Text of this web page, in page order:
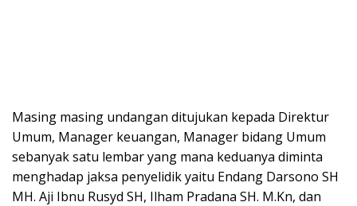
Masing masing undangan ditujukan kepada Direktur
Umum, Manager keuangan, Manager bidang Umum
sebanyak satu lembar yang mana keduanya diminta
menghadap jaksa penyelidik yaitu Endang Darsono SH
MH. Aji Ibnu Rusyd SH, Ilham Pradana SH. M.Kn, dan